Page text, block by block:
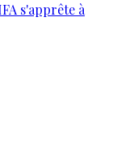
s'apprête à